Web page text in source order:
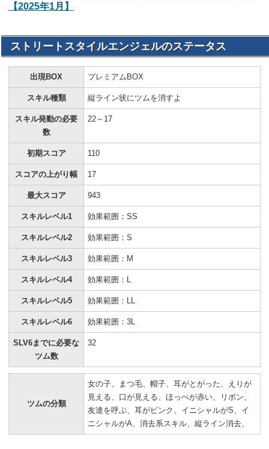
【2025年1月】
ストリートスタイルエンジェルのステータス
出現BOX プレミアムBOX
スキル種類 縦ライン状にツムを消すよ
スキル発動の必要
数
22～17
初期スコア 110
スコアの上がり幅 17
最大スコア 943
スキルレベル1 効果範囲：SS
スキルレベル2 効果範囲：S
スキルレベル3 効果範囲：M
スキルレベル4 効果範囲：L
スキルレベル5 効果範囲：LL
スキルレベル6 効果範囲：3L
SLV6までに必要な
ツム数
32
ツムの分類
女の子、まつ毛、帽子、耳がとがった、えりが
見える、口が見える、ほっぺが赤い、リボン、
友達を呼ぶ、耳がピンク、イニシャルがS、イ
ニシャルがA、消去系スキル、縦ライン消去、